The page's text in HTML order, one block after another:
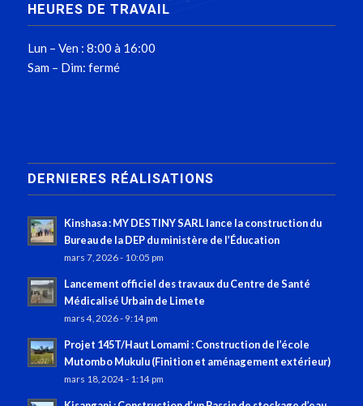
HEURES DE TRAVAIL
Lun – Ven : 8:00 à 16:00
Sam – Dim: fermé
DERNIERES RÉALISATIONS
Kinshasa : MY DESTINY SARL lance la construction du
Bureau de la DEP du ministère de l’Éducation
mars 7, 2026 - 10:05 pm
Lancement officiel des travaux du Centre de Santé
Médicalisé Urbain de Limete
mars 4, 2026 - 9:14 pm
Projet 145T/Haut Lomami : Construction de l’école
Mutombo Mukulu (Finition et aménagement extérieur)
mars 18, 2024 - 1:14 pm